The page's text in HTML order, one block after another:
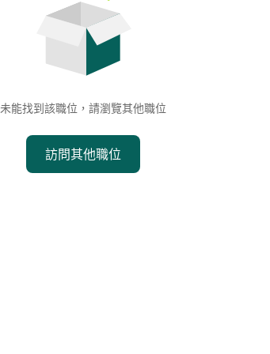
未能找到該職位，請瀏覽其他職位
訪問其他職位